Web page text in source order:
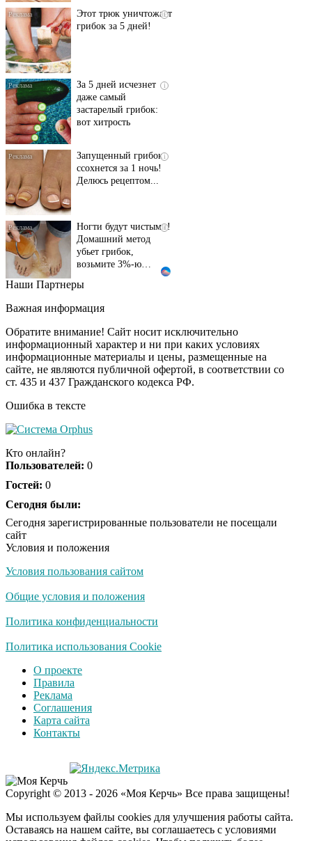
грибок за 5 дней!
даже самый
застарелый грибок:
вот хитрость
ссохнется за 1 ночь!
Делюсь рецептом...
Домашний метод
убьет грибок,
возьмите 3%-ю…
Этот танец невесты
Пересмотрела 10 раз
i
Ролик длится пару
секунд, но вы будете в
шоке от увиденного
Ролик из Омска: вы
Ржу не переставая, это
не раз
Скрытая камера на
люди вытворяют, когда
Ролик длится
смеяться вы будете
Королева вагона
отожгла! Видео не
оставит равнодушным
Корее: «Верни мне
всё, что я подарил —
Patriot и THAAD»
Наши Партнеры
Важная информация
Обратите внимание! Сайт носит исключительно
информационный характер и ни при каких условиях
информационные материалы и цены, размещенные на
сайте, не являются публичной офертой, в соответствии со
ст. 435 и 437 Гражданского кодекса РФ.
Ошибка в тексте
Кто онлайн?
Пользователей: 0
Гостей: 0
Сегодня были:
Сегодня зарегистрированные пользователи не посещали
сайт
Условия и положения
Условия пользования сайтом
Общие условия и положения
Политика конфиденциальности
Политика использования Cookie
О проекте
Правила
Реклама
Соглашения
Карта сайта
Контакты
Copyright © 2013 - 2026 «Моя Керчь» Все права защищены!
Мы используем файлы cookies для улучшения работы сайта.
Оставаясь на нашем сайте, вы соглашаетесь с условиями